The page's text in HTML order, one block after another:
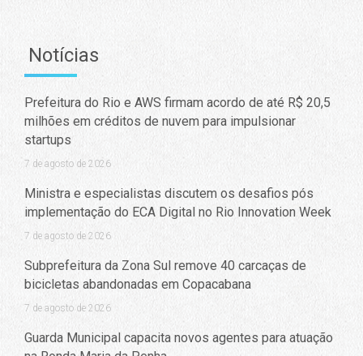
Notícias
Prefeitura do Rio e AWS firmam acordo de até R$ 20,5
milhões em créditos de nuvem para impulsionar
startups
7 de agosto de 2026
Ministra e especialistas discutem os desafios pós
implementação do ECA Digital no Rio Innovation Week
7 de agosto de 2026
Subprefeitura da Zona Sul remove 40 carcaças de
bicicletas abandonadas em Copacabana
7 de agosto de 2026
Guarda Municipal capacita novos agentes para atuação